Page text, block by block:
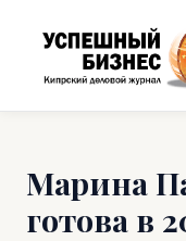
Марина
готова в